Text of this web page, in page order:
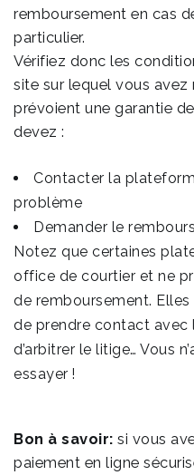
remboursement en cas
particulier.
Vérifiez donc les
site sur lequel vous avez
prévoient une garantie
devez :
Contacter la
problème
Demander le
Notez que certaines
office de courtier et ne
de remboursement.
de prendre contact avec
d’arbitrer le litige… Vous
essayer !
Bon à savoir: si vous
paiement en ligne